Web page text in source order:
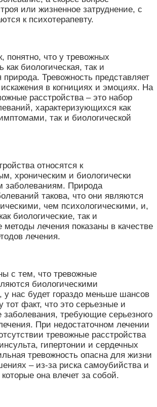
или жизненное затруднение, с
к психотерапевту.
понятно, что у тревожных
как биологическая, так и
природа. Тревожность представляет
в когнициях и эмоциях. На
расстройства – это набор
характеризующихся как
так и биологической
относятся к
хроническим и биологически
заболеваниям. Природа
такова, что они являются
чем психологическими, и,
биологические, так и
методы лечения показаны в качестве
лечения.
с тем, что тревожные
биологическими
у нас будет гораздо меньше шансов
тот факт, что это серьезные и
заболевания, требующие серьезного
При недостаточном лечении
тревожные расстройства
гипертонии и сердечных
тревожность опасна для жизни
– из-за риска самоубийства и
она влечет за собой.